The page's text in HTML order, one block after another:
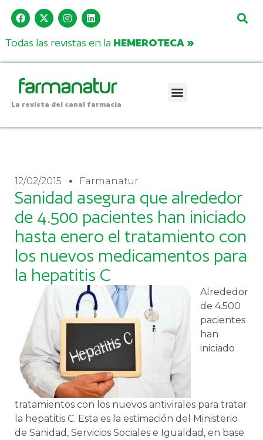
Todas las revistas en la HEMEROTECA »
La revista del canal farmacia
12/02/2015 Farmanatur
Sanidad asegura que alrededor
de 4.500 pacientes han iniciado
hasta enero el tratamiento con
los nuevos medicamentos para
la hepatitis C
Alrededor
de 4.500
pacientes
han
iniciado
tratamientos con los nuevos antivirales para tratar
la hepatitis C. Esta es la estimación del Ministerio
de Sanidad, Servicios Sociales e Igualdad, en base